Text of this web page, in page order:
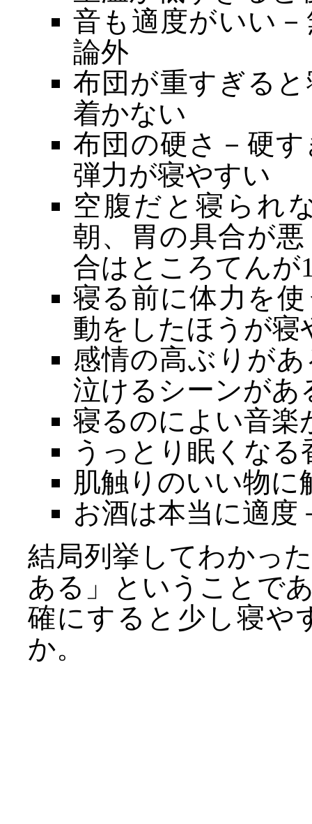
音も適度がいい
論外
布団が重すぎる
着かない
布団の硬さ－硬
弾力が寝やすい
空腹だと寝られ
朝、胃の具合が
合はところてんが
寝る前に体力を
動をしたほうが寝
感情の高ぶりが
泣けるシーンがあ
寝るのによい音楽
うっとり眠くなる
肌触りのいい物
お酒は本当に適度
結局列挙してわかっ
ある」ということで
確にすると少し寝や
か。